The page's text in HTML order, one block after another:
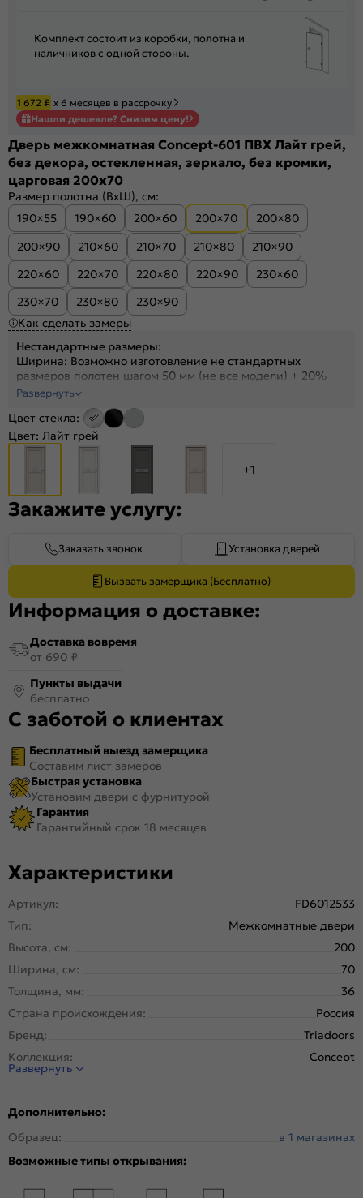
Комплект состоит из коробки, полотна и
наличников с одной стороны.
1 672 ₽ х 6 месяцев в рассрочку
Нашли дешевле? Снизим цену!
Дверь межкомнатная Concept-601 ПВХ Лайт грей,
без декора, остекленная, зеркало, без кромки,
царговая 200x70
Размер полотна (ВхШ), см:
190×55
190×60 200×60 200×70
200×80
200×90
210×60 210×70 210×80
210×90
220×60
220×70 220×80 220×90
230×60
230×70
230×80
230×90
Как сделать замеры
Нестандартные размеры:
Ширина: Возможно изготовление не стандартных
размеров полотен шагом 50 мм (не все модели) + 20%
Высота: На полотна высотой от 1700 до 2300 мм +30%
Высота: На полотна высотой от 2300 до 2400 мм +40%
Развернуть
Цвет стекла:
Цвет: Лайт грей
+1
Закажите услугу:
Заказать звонок Установка дверей
Вызвать замерщика (Бесплатно)
Информация о доставке:
Доставка вовремя
от 690 ₽
Пункты выдачи
бесплатно
С заботой о клиентах
Бесплатный выезд замерщика
Составим лист замеров
Быстрая установка
Установим двери с фурнитурой
Гарантия
Гарантийный срок 18 месяцев
Характеристики
Артикул:
FD6012533
Тип:
Межкомнатные двери
Высота, см:
200
Ширина, см:
70
Толщина, мм:
36
Страна происхождения:
Россия
Бренд:
Triadoors
Коллекция:
Concept
Стиль:
Система открывания:
Конструкция двери:
Царговая
Цвет:
Общий цвет:
Развернуть
Дополнительно:
Образец:
в 1 магазинах
Возможные типы открывания: